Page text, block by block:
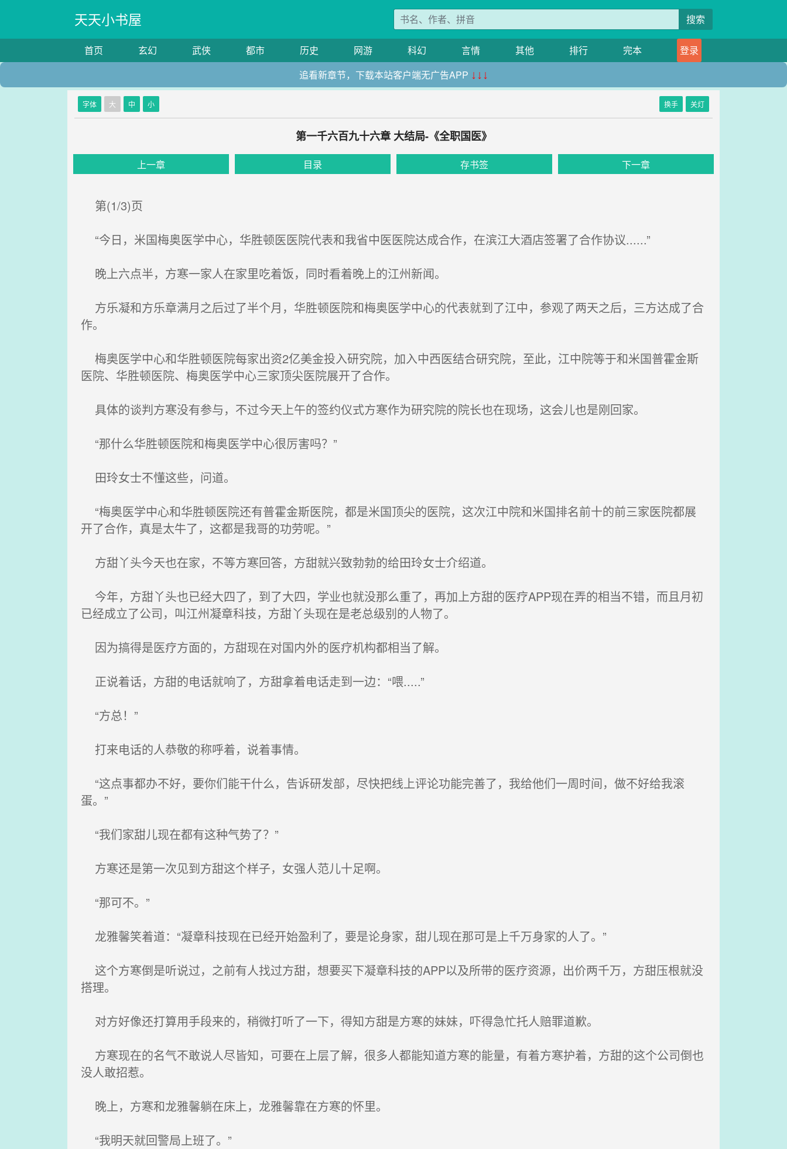
天天小书屋 搜索
首页 玄幻 武侠 都市 历史 网游 科幻 言情 其他 排行 完本
登录
追看新章节，下载本站客户端无广告APP ↓↓↓
字体 大 中 小 换手 关灯
第一千六百九十六章 大结局-《全职国医》
上一章 目录 存书签 下一章
第(1/3)页
“今日，米国梅奥医学中心，华胜顿医医院代表和我省中医医院达成合作，在滨江大酒店签署了合作协议......”
晚上六点半，方寒一家人在家里吃着饭，同时看着晚上的江州新闻。
方乐凝和方乐章满月之后过了半个月，华胜顿医院和梅奥医学中心的代表就到了江中，参观了两天之后，三方达成了合
作。
梅奥医学中心和华胜顿医院每家出资2亿美金投入研究院，加入中西医结合研究院，至此，江中院等于和米国普霍金斯
医院、华胜顿医院、梅奥医学中心三家顶尖医院展开了合作。
具体的谈判方寒没有参与，不过今天上午的签约仪式方寒作为研究院的院长也在现场，这会儿也是刚回家。
“那什么华胜顿医院和梅奥医学中心很厉害吗？”
田玲女士不懂这些，问道。
“梅奥医学中心和华胜顿医院还有普霍金斯医院，都是米国顶尖的医院，这次江中院和米国排名前十的前三家医院都展
开了合作，真是太牛了，这都是我哥的功劳呢。”
方甜丫头今天也在家，不等方寒回答，方甜就兴致勃勃的给田玲女士介绍道。
今年，方甜丫头也已经大四了，到了大四，学业也就没那么重了，再加上方甜的医疗APP现在弄的相当不错，而且月初
已经成立了公司，叫江州凝章科技，方甜丫头现在是老总级别的人物了。
因为搞得是医疗方面的，方甜现在对国内外的医疗机构都相当了解。
正说着话，方甜的电话就响了，方甜拿着电话走到一边：“喂.....”
“方总！”
打来电话的人恭敬的称呼着，说着事情。
“这点事都办不好，要你们能干什么，告诉研发部，尽快把线上评论功能完善了，我给他们一周时间，做不好给我滚
蛋。”
“我们家甜儿现在都有这种气势了？”
方寒还是第一次见到方甜这个样子，女强人范儿十足啊。
“那可不。”
龙雅馨笑着道：“凝章科技现在已经开始盈利了，要是论身家，甜儿现在那可是上千万身家的人了。”
这个方寒倒是听说过，之前有人找过方甜，想要买下凝章科技的APP以及所带的医疗资源，出价两千万，方甜压根就没
搭理。
对方好像还打算用手段来的，稍微打听了一下，得知方甜是方寒的妹妹，吓得急忙托人赔罪道歉。
方寒现在的名气不敢说人尽皆知，可要在上层了解，很多人都能知道方寒的能量，有着方寒护着，方甜的这个公司倒也
没人敢招惹。
晚上，方寒和龙雅馨躺在床上，龙雅馨靠在方寒的怀里。
“我明天就回警局上班了。”